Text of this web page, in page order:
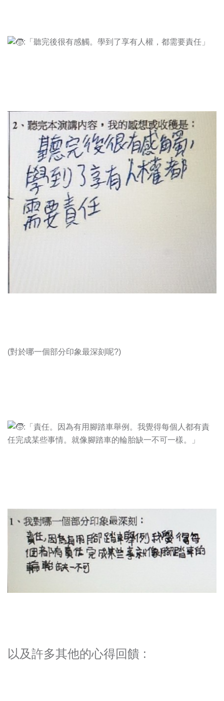
:「聽完後很有感觸。學到了享有人權，都需要責任」
(對於哪一個部分印象最深刻呢?)
:「責任。因為有用腳踏車舉例。我覺得每個人都有責
任完成某些事情。就像腳踏車的輪胎缺一不可一樣。」
以及許多其他的心得回饋 :